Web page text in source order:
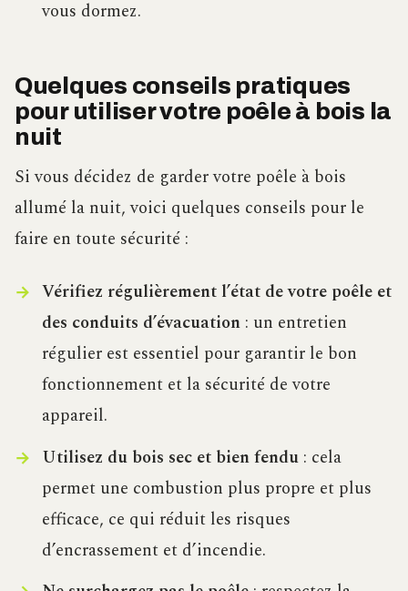
vous dormez.
Quelques conseils pratiques
pour utiliser votre poêle à bois la
nuit
Si vous décidez de garder votre poêle à bois
allumé la nuit, voici quelques conseils pour le
faire en toute sécurité :
Vérifiez régulièrement l’état de votre poêle et
des conduits d’évacuation: un entretien
régulier est essentiel pour garantir le bon
fonctionnement et la sécurité de votre
appareil.
Utilisez du bois sec et bien fendu: cela
permet une combustion plus propre et plus
efficace, ce qui réduit les risques
d’encrassement et d’incendie.